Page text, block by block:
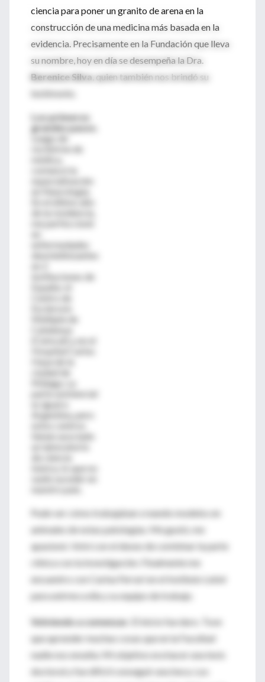
ciencia para poner un granito de arena en la
construcción de una medicina más basada en la
evidencia. Precisamente en la Fundación que lleva
su nombre, hoy en día se desempeña la Dra.
Berenice Silva, quien también nos brindó su
testimonio.
Los primeros
grandes pasos.
recibirme de
comencé la
especialización
enfermedades
desmielinizantes
instituciones de
(Cemcat) y en el
parte asistencial
Argentina, pero
tienen asociado
básica, lo que no
Pude ver cómo trabajaban creando modelos en
animales de estas patologías. Me gustó, me
apasionó. Volví con el deseo de combinar la parte
clínica con la investigación. Finalmente me
encuentro con Carina Ferrari en el Instituto Leloir
para unirme a ella y su equipo de trabajo.
Volviendo a comenzar.
El inicio fue duro. Tuve
que aprender muchas cosas que en la Facultad
nadie nos enseña. Mi objetivo era hacer una tesis
doctoral y fue difícil conseguir una beca. Los